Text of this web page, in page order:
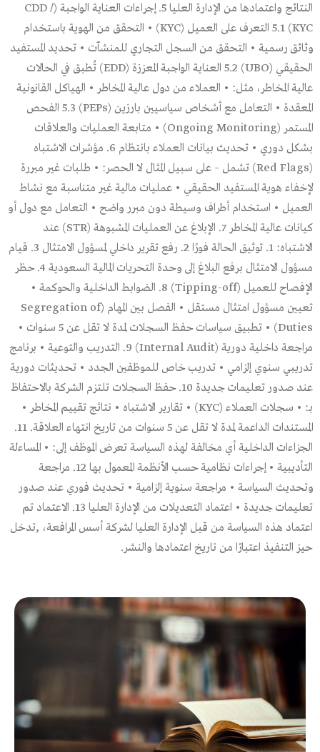
النتائج واعتمادها من الإدارة العليا 5. إجراءات العناية الواجبة (CDD /
KYC) 5.1 التعرف على العميل (KYC) • التحقق من الهوية باستخدام
وثائق رسمية • التحقق من السجل التجاري للمنشآت • تحديد المستفيد
الحقيقي (UBO) 5.2 العناية الواجبة المعززة (EDD) تُطبق في الحالات
عالية المخاطر، مثل: • العملاء من دول عالية المخاطر • الهياكل القانونية
المعقدة • التعامل مع أشخاص سياسيين بارزين (PEPs) 5.3 الفحص
المستمر (Ongoing Monitoring) • متابعة العمليات والعلاقات
بشكل دوري • تحديث بيانات العملاء بانتظام 6. مؤشرات الاشتباه
(Red Flags) تشمل – على سبيل المثال لا الحصر: • طلبات غير مبررة
لإخفاء هوية المستفيد الحقيقي • عمليات مالية غير متناسبة مع نشاط
العميل • استخدام أطراف وسيطة دون مبرر واضح • التعامل مع دول أو
كيانات عالية المخاطر 7. الإبلاغ عن العمليات المشبوهة (STR) عند
الاشتباه: 1. توثيق الحالة فورًا 2. رفع تقرير داخلي لمسؤول الامتثال 3. قيام
مسؤول الامتثال برفع البلاغ إلى وحدة التحريات المالية السعودية 4. حظر
الإفصاح للعميل (Tipping-off) 8. الضوابط الداخلية والحوكمة •
تعيين مسؤول امتثال مستقل • الفصل بين المهام (Segregation of
Duties) • تطبيق سياسات حفظ السجلات لمدة لا تقل عن 5 سنوات •
مراجعة داخلية دورية (Internal Audit) 9. التدريب والتوعية • برنامج
تدريبي سنوي إلزامي • تدريب خاص للموظفين الجدد • تحديثات دورية
عند صدور تعليمات جديدة 10. حفظ السجلات تلتزم الشركة بالاحتفاظ
بـ: • سجلات العملاء (KYC) • تقارير الاشتباه • نتائج تقييم المخاطر •
المستندات الداعمة لمدة لا تقل عن 5 سنوات من تاريخ انتهاء العلاقة. 11.
الجزاءات الداخلية أي مخالفة لهذه السياسة تعرض الموظف إلى: • المساءلة
التأديبية • إجراءات نظامية حسب الأنظمة المعمول بها 12. مراجعة
وتحديث السياسة • مراجعة سنوية إلزامية • تحديث فوري عند صدور
تعليمات جديدة • اعتماد التعديلات من الإدارة العليا 13. الاعتماد تم
اعتماد هذه السياسة من قبل الإدارة العليا لشركة أسس المرافعة، ,تدخل
حيز التنفيذ اعتبارًا من تاريخ اعتمادها والنشر.